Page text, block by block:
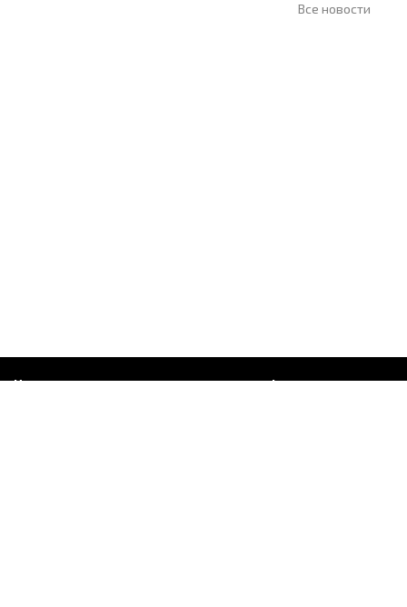
Все новости
Никакого спама, только самое важное!